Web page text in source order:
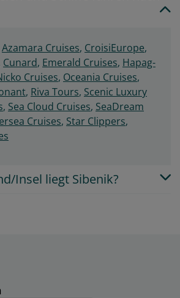
Azamara Cruises, CroisiEurope,
Cunard, Emerald Cruises, Hapag-
Cruises, Oceania Cruises,
, Riva Tours, Scenic Luxury
, Sea Cloud Cruises, SeaDream
Cruises, Star Clippers,
Insel liegt Sibenik?